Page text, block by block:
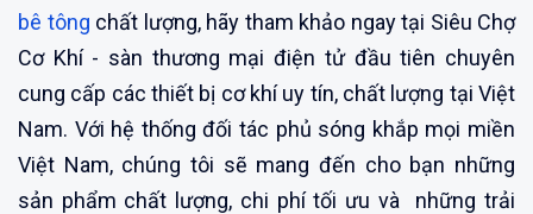
bê tông chất lượng, hãy tham khảo ngay tại Siêu Chợ
Cơ Khí - sàn thương mại điện tử đầu tiên chuyên
cung cấp các thiết bị cơ khí uy tín, chất lượng tại Việt
Nam. Với hệ thống đối tác phủ sóng khắp mọi miền
Việt Nam, chúng tôi sẽ mang đến cho bạn những
sản phẩm chất lượng, chi phí tối ưu và những trải